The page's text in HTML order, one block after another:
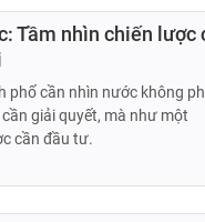
Tầm nhìn chiến lược
phố cần nhìn nước không
giải quyết, mà như một
cần đầu tư.